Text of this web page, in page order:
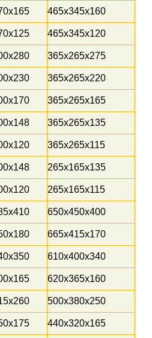
465x345x160
465x345x120
365x265x275
365x265x220
365x265x165
365x265x135
365x265x115
265x165x135
265x165x115
650x450x400
665x415x170
610x400x340
620x365x160
500x380x250
440x320x165